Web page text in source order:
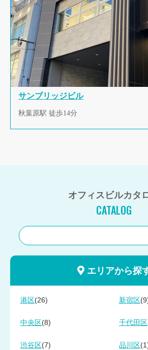
サンブリッジビル
秋葉原駅 徒歩14分
オフィスビルカタ
CATALOG
エリアから探
港区 (26) 新宿区
中央区 (8) 千代田区
渋谷区 (7) 品川区